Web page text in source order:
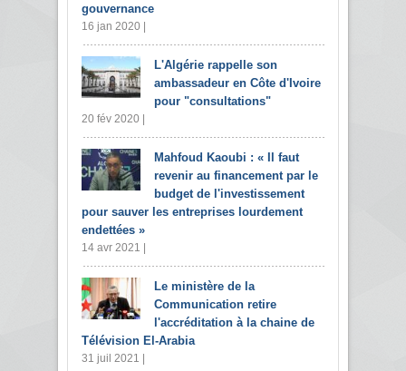
gouvernance
16 jan 2020 |
L'Algérie rappelle son
ambassadeur en Côte d'Ivoire
pour "consultations"
20 fév 2020 |
Mahfoud Kaoubi : « Il faut
revenir au financement par le
budget de l'investissement
pour sauver les entreprises lourdement
endettées »
14 avr 2021 |
Le ministère de la
Communication retire
l'accréditation à la chaine de
Télévision El-Arabia
31 juil 2021 |